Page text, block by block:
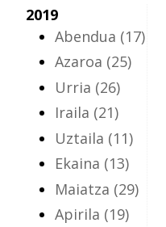
2019
Abendua (17)
Azaroa (25)
Urria (26)
Iraila (21)
Uztaila (11)
Ekaina (13)
Maiatza (29)
Apirila (19)